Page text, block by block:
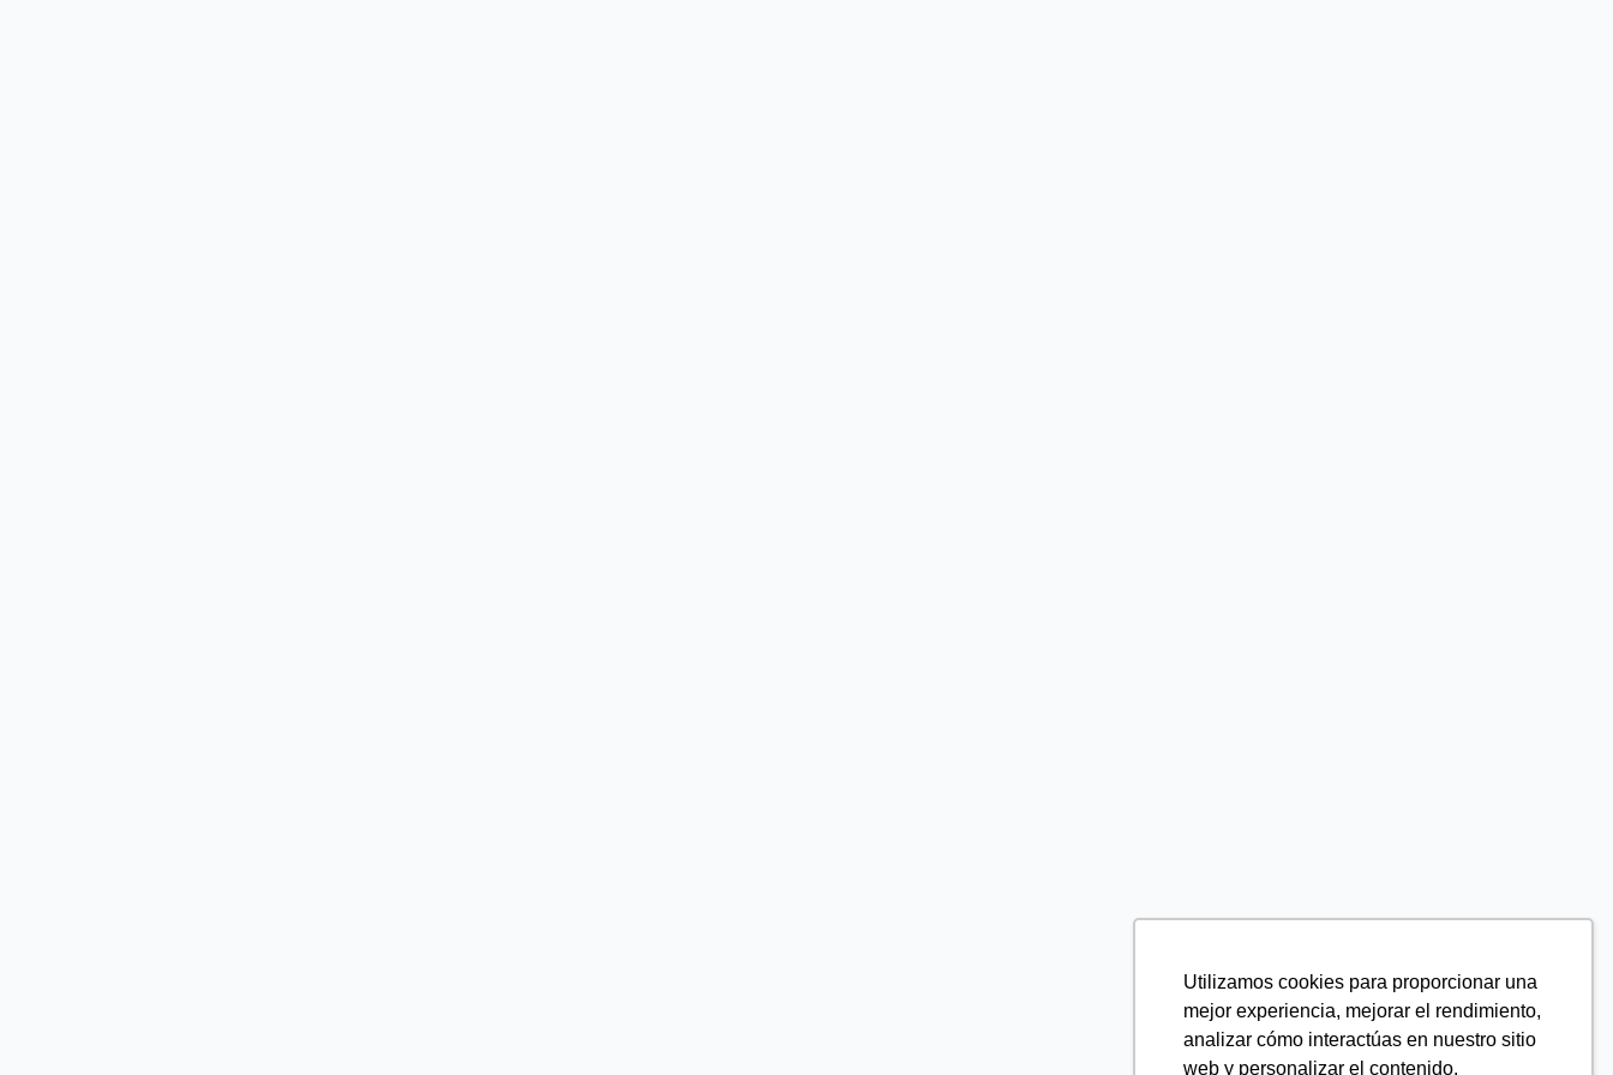
Utilizamos cookies para proporcionar una
mejor experiencia, mejorar el rendimiento,
analizar cómo interactúas en nuestro sitio
web y personalizar el contenido.